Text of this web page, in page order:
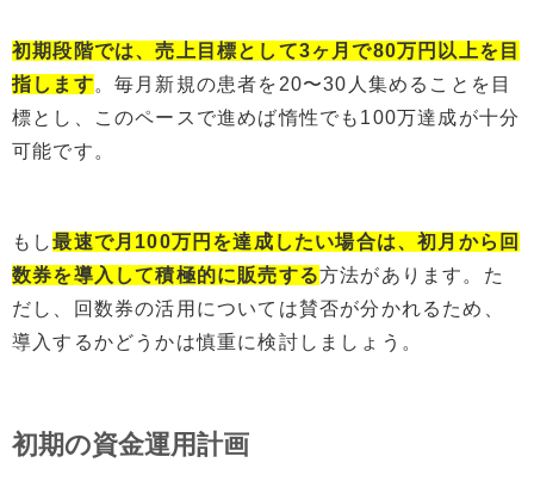
初期段階では、売上目標として3ヶ月で80万円以上を目
指します。毎月新規の患者を20〜30人集めることを目
標とし、このペースで進めば惰性でも100万達成が十分
可能です。
もし最速で月100万円を達成したい場合は、初月から回
数券を導入して積極的に販売する方法があります。た
だし、回数券の活用については賛否が分かれるため、
導入するかどうかは慎重に検討しましょう。
初期の資金運用計画